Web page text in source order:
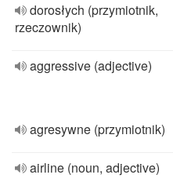
dorosłych (przymiotnik,
rzeczownik)
aggressive (adjective)
agresywne (przymiotnik)
airline (noun, adjective)